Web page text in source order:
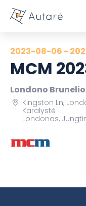
2023-08-06 -
MCM
Londono
Kingston Ln,
Karalystė
Londonas,